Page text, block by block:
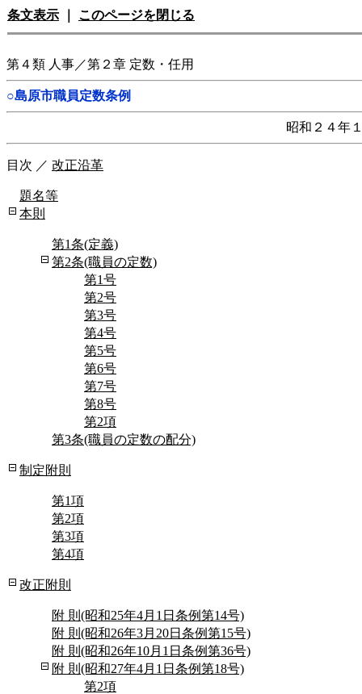
条文表示 このページを閉じる
第４類 人事／第２章 定数・任用
○島原市職員定数条例
昭和２４年
目次 ／ 改正沿革
題名等
本則
第1条(定義)
第2条(職員の定数)
第1号
第2号
第3号
第4号
第5号
第6号
第7号
第8号
第2項
第3条(職員の定数の配分)
制定附則
第1項
第2項
第3項
第4項
改正附則
附 則(昭和25年4月1日条例第14号)
附 則(昭和26年3月20日条例第15号)
附 則(昭和26年10月1日条例第36号)
附 則(昭和27年4月1日条例第18号)
第2項